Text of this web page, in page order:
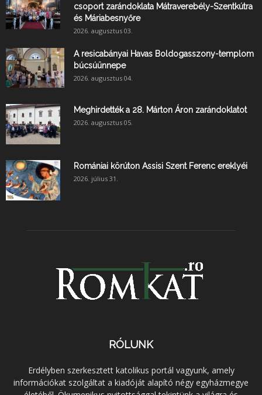
csoport zarándoklata Mátraverebély-Szentkútra
és Máriabesnyőre
2026. augusztus 03.
A resicabányai Havas Boldogasszony-templom
búcsúünnepe
2026. augusztus 04.
Meghirdették a 28. Márton Áron zarándoklatot
2026. augusztus 05.
Romániai körúton Assisi Szent Ferenc ereklyéi
2026. július 31.
RÓLUNK
Erdélyben szerkesztett katolikus portál vagyunk, amely
információkat szolgáltat a kiadóját alapító négy egyházmegye